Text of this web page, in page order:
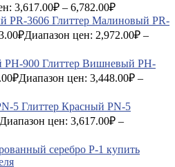
3,617.00₽ – 6,782.00₽
Глиттер Малиновый PR-
₽Диапазон цен: 2,972.00₽ –
Глиттер Вишневый PH-
₽Диапазон цен: 3,448.00₽ –
Глиттер Красный PN-5
Диапазон цен: 3,617.00₽ –